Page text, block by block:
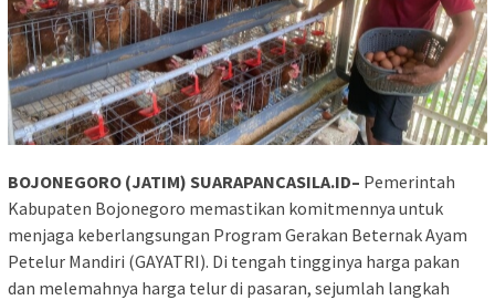
BOJONEGORO (JATIM) SUARAPANCASILA.ID– Pemerintah
Kabupaten Bojonegoro memastikan komitmennya untuk
menjaga keberlangsungan Program Gerakan Beternak Ayam
Petelur Mandiri (GAYATRI). Di tengah tingginya harga pakan
dan melemahnya harga telur di pasaran, sejumlah langkah